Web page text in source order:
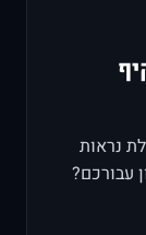
נראות
עבורכם?